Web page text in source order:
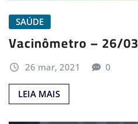
SAÚDE
Vacinômetro – 26/03
26 mar, 2021 0
LEIA MAIS